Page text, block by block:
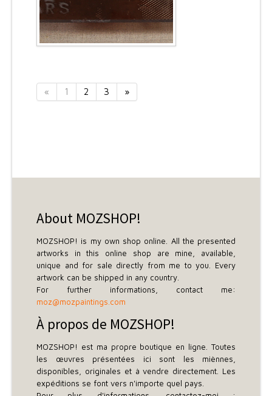
« 1 2 3 »
About MOZSHOP!
MOZSHOP! is my own shop online. All the presented
artworks in this online shop are mine, available,
unique and for sale directly from me to you. Every
artwork can be shipped in any country.
For further informations, contact me:
moz@mozpaintings.com
À propos de MOZSHOP!
MOZSHOP! est ma propre boutique en ligne. Toutes
les œuvres présentées ici sont les miènnes,
disponibles, originales et à vendre directement. Les
expéditions se font vers n'importe quel pays.